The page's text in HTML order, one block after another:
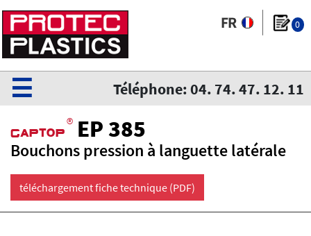
0
Téléphone: 04. 74. 47. 12. 11
☰
CaPtoP ® EP 385
Bouchons pression à languette latérale
téléchargement fiche technique (PDF)